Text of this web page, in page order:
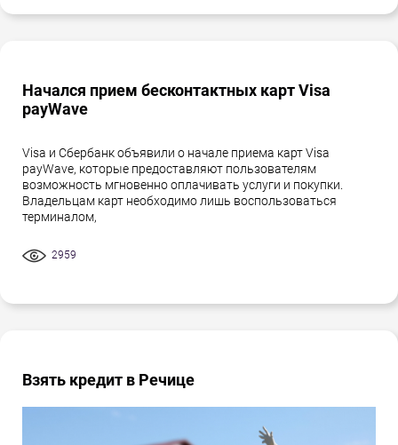
Начался прием бесконтактных карт Visa
payWave
Visa и Сбербанк объявили о начале приема карт Visa
payWave, которые предоставляют пользователям
возможность мгновенно оплачивать услуги и покупки.
Владельцам карт необходимо лишь воспользоваться
терминалом,
2959
Взять кредит в Речице